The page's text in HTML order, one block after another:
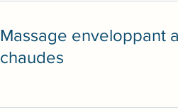
Massage enveloppant
chaudes